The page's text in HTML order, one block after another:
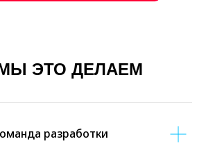
ЭТО ДЕЛАЕМ
разработки